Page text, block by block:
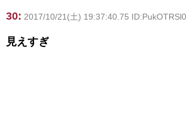
30: 2017/10/21(土) 19:37:40.75 ID:PukOTRSl0
見えすぎ